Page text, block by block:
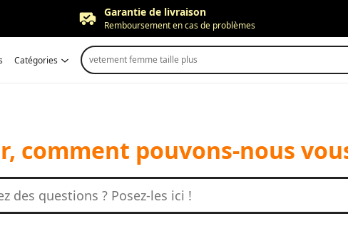
Garantie de livraison
Remboursement en cas de problèmes
Retour gratuit
Jusqu'à 90 jours*
Catégories vetement femme taille plus
comment pouvons-nous